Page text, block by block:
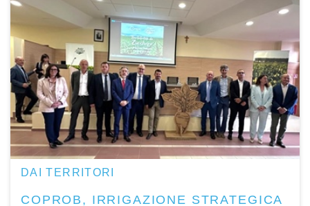
DAI TERRITORI
COPROB, IRRIGAZIONE STRATEGICA